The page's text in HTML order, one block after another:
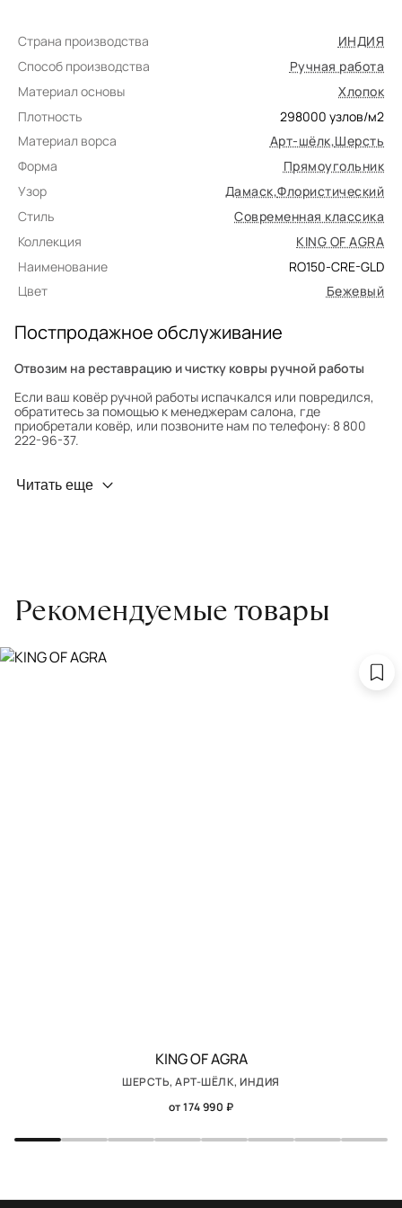
Страна производства
ИНДИЯ
Способ производства
Ручная работа
Материал основы
Хлопок
Плотность
298000 узлов/м2
Материал ворса
Арт-шёлк,Шерсть
Форма
Прямоугольник
Узор
Дамаск,Флористический
Стиль
Современная классика
Коллекция
KING OF AGRA
Наименование
RO150-CRE-GLD
Цвет
Бежевый
Постпродажное обслуживание
Отвозим на реставрацию и чистку ковры ручной работы
Если ваш ковёр ручной работы испачкался или повредился,
обратитесь за помощью к менеджерам салона, где
приобретали ковёр, или позвоните нам по телефону: 8 800
222-96-37.
Профилактика износа
заборе ковра экспертом либо привозите его в салон.
Читать еще
Рекомендуемые товары
KING OF AGRA
ШЕРСТЬ, АРТ-ШЁЛК, ИНДИЯ
от 174 990 ₽